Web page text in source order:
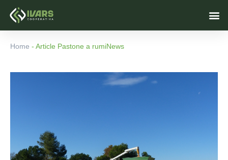
Home - Article Pastone a rumiNews